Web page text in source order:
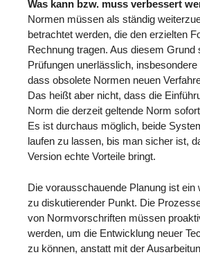
Was kann bzw. muss verbessert
Normen müssen als ständig
betrachtet werden, die den erzielten
Rechnung tragen. Aus diesem Grund
Prüfungen unerlässlich,
dass obsolete Normen neuen
Das heißt aber nicht, dass die
Norm die derzeit geltende Norm
Es ist durchaus möglich, beide
laufen zu lassen, bis man sicher ist,
Version echte Vorteile bringt.
Die vorausschauende Planung ist ein
zu diskutierender Punkt. Die
von Normvorschriften müssen
werden, um die Entwicklung neuer
zu können, anstatt mit der